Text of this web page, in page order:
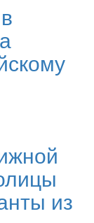
из